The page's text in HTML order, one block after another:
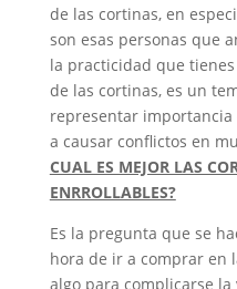
de las cortinas, en
son esas personas que
la practicidad que
de las cortinas, es un
representar
a causar conflictos en
CUAL ES MEJOR LAS
ENRROLLABLES?
Es la pregunta que se
hora de ir a comprar en
algo para complicarse